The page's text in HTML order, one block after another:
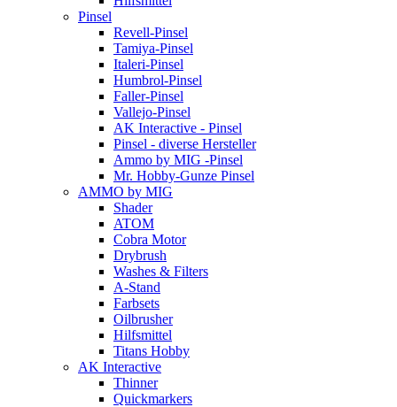
Pinsel
Revell-Pinsel
Tamiya-Pinsel
Italeri-Pinsel
Humbrol-Pinsel
Faller-Pinsel
Vallejo-Pinsel
AK Interactive - Pinsel
Pinsel - diverse Hersteller
Ammo by MIG -Pinsel
Mr. Hobby-Gunze Pinsel
AMMO by MIG
Shader
ATOM
Cobra Motor
Drybrush
Washes & Filters
A-Stand
Farbsets
Oilbrusher
Hilfsmittel
Titans Hobby
AK Interactive
Thinner
Quickmarkers